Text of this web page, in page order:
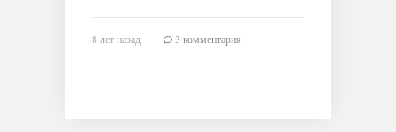
8 лет назад 3 комментария